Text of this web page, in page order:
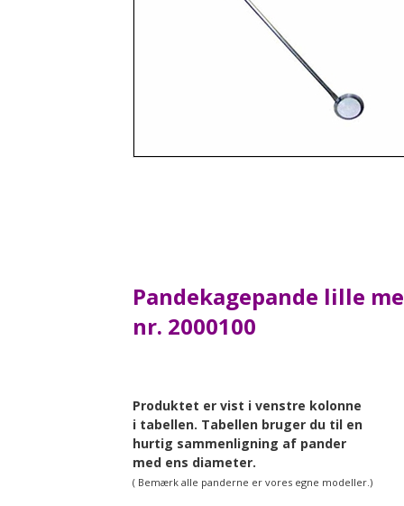
-GRILL / BÅLPLADS AFLANG
-GRILL / BÅLPLADS SEKSKANTET
-SVING-GRILL
Pandekagepande lille
nr. 2000100
Produktet er vist i venstre kolonne
i tabellen. Tabellen bruger du til en
hurtig sammenligning af pander
med ens diameter.
( Bemærk alle panderne er vores egne modeller.)